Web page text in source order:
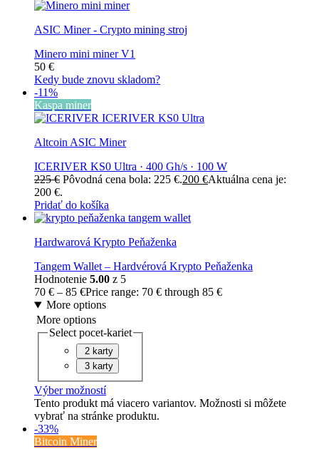
ASIC Miner - Crypto mining stroj
Minero mini miner V1
50 €
Kedy bude znovu skladom?
-11%
Kaspa miner
Altcoin ASIC Miner
ICERIVER KS0 Ultra · 400 Gh/s · 100 W
225€ Pôvodná cena bola: 225 €.200 €Aktuálna cena je:
200 €.
Pridať do košíka
Hardwarová Krypto Peňaženka
Tangem Wallet – Hardvérová Krypto Peňaženka
Hodnotenie 5.00 z 5
70 € – 85 €Price range: 70 € through 85 €
More options
More options
Select pocet-kariet
2 karty
3 karty
Výber možností
Tento produkt má viacero variantov. Možnosti si môžete
vybrať na stránke produktu.
-33%
Bitcoin Miner